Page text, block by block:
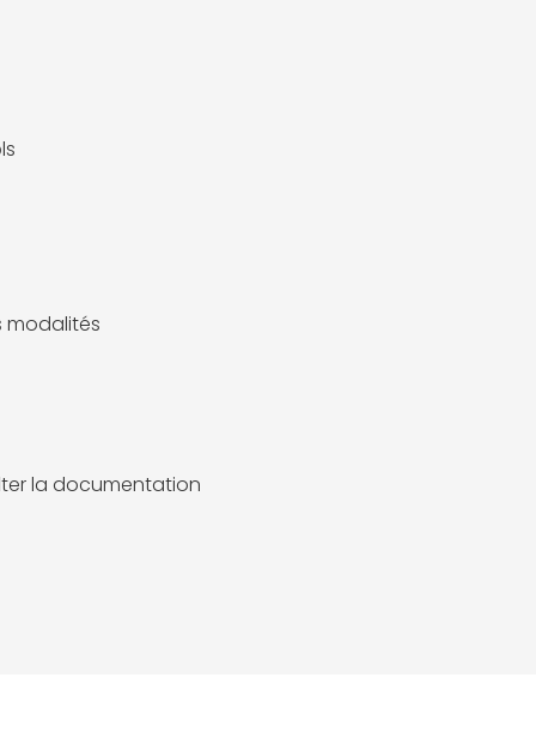
modalités
la documentation